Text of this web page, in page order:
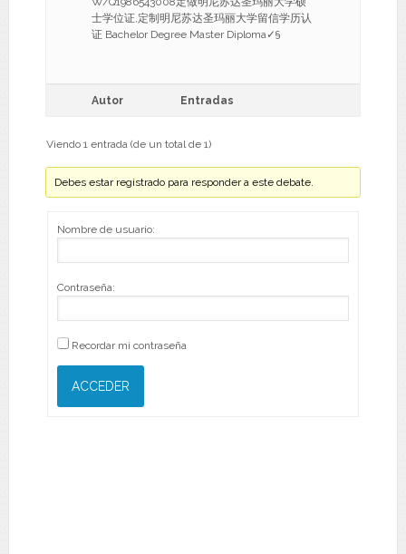
士学位证,定制明尼苏达圣玛丽大学留信学历认
证 Bachelor Degree Master Diploma✓§
Autor Entradas
Viendo 1 entrada (de un total de 1)
Debes estar registrado para responder a este debate.
Nombre de usuario:
Contraseña:
Recordar mi contraseña
ACCEDER